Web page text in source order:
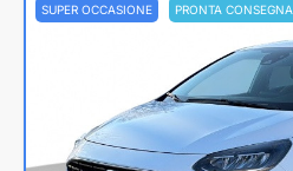
SUPER OCCASIONE PRONTA CONSEGNA